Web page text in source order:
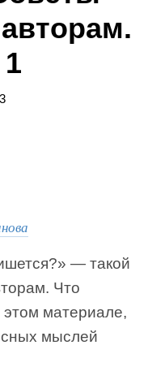
— такой
Что
материале,
мыслей